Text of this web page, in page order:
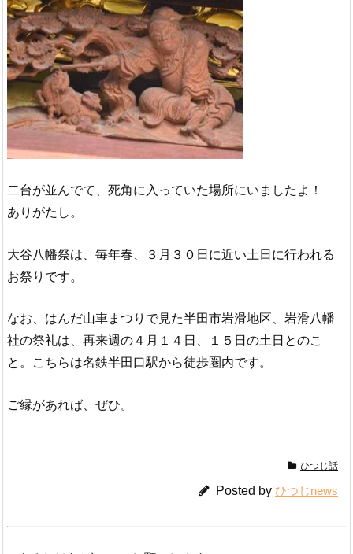
二台が並んでて、死角に入っていた場所にいましたよ！
ありがたし。
大谷八幡祭は、毎年春、３月３０日に近い土日に行われる
お祭りです。
なお、はんだ山車まつりで見た半田市岩滑地区、岩滑八幡
社の祭礼は、再来週の４月１４日、１５日の土日とのこ
と。こちらは名鉄半田口駅から徒歩圏内です。
ご縁があれば、ぜひ。
ひつじ話
Posted by ひつじnews